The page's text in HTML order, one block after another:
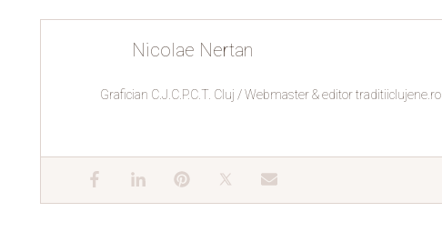
Nicolae Nertan
Grafician C.J.C.P.C.T. Cluj / Webmaster & editor traditiiclujene.ro